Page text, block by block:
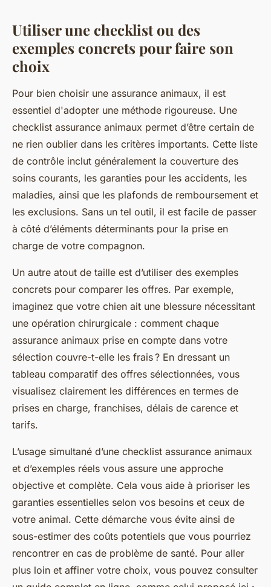
Utiliser une checklist ou des
exemples concrets pour faire son
choix
Pour bien choisir une assurance animaux, il est
essentiel d'adopter une méthode rigoureuse. Une
checklist assurance animaux permet d’être certain de
ne rien oublier dans les critères importants. Cette liste
de contrôle inclut généralement la couverture des
soins courants, les garanties pour les accidents, les
maladies, ainsi que les plafonds de remboursement et
les exclusions. Sans un tel outil, il est facile de passer
à côté d’éléments déterminants pour la prise en
charge de votre compagnon.
Un autre atout de taille est d’utiliser des exemples
concrets pour comparer les offres. Par exemple,
imaginez que votre chien ait une blessure nécessitant
une opération chirurgicale : comment chaque
assurance animaux prise en compte dans votre
sélection couvre-t-elle les frais ? En dressant un
tableau comparatif des offres sélectionnées, vous
visualisez clairement les différences en termes de
prises en charge, franchises, délais de carence et
tarifs.
L’usage simultané d’une checklist assurance animaux
et d’exemples réels vous assure une approche
objective et complète. Cela vous aide à prioriser les
garanties essentielles selon vos besoins et ceux de
votre animal. Cette démarche vous évite ainsi de
sous-estimer des coûts potentiels que vous pourriez
rencontrer en cas de problème de santé. Pour aller
plus loin et affiner votre choix, vous pouvez consulter